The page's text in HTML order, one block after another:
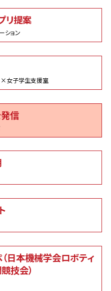
リ提案
ション
×女子学生支援室
信
日本機械学会ロボティ
技会）